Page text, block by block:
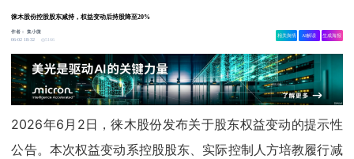
徕木股份控股股东减持，权益变动后持股降至20%
作者：集小微
06-02 18:32
5166
相关舆情 AI解读 生成海报
2026年6月2日，徕木股份发布关于股东权益变动的提示性
公告。本次权益变动系控股股东、实际控制人方培教履行减